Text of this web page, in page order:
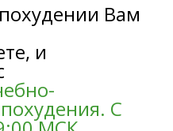
Вам
и
С